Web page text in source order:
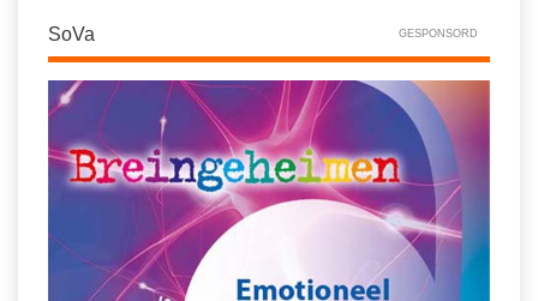
SoVa GESPONSORD